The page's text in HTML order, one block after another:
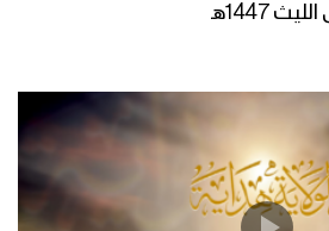
زامل قسم ماننحني – عيسى الليث
صبرين | عيسى الليث
1447هـ